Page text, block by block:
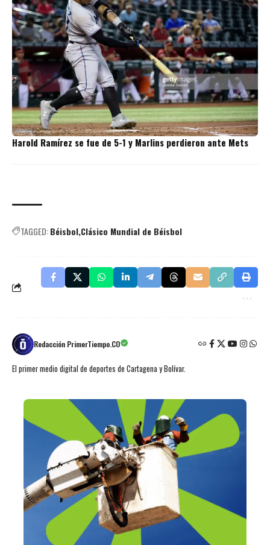
Harold Ramírez se fue de 5-1 y Marlins perdieron ante Mets
TAGGED:Béisbol Clásico Mundial de Béisbol
Redacción PrimerTiempo.CO
El primer medio digital de deportes de Cartagena y Bolívar.